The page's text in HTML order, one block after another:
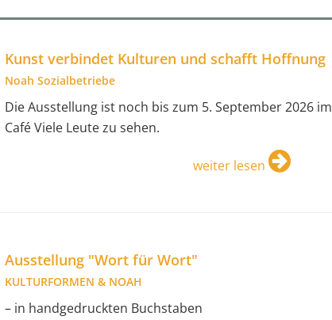
Kunst verbindet Kulturen und schafft Hoffnung
Noah Sozialbetriebe
Die Ausstellung ist noch bis zum 5. September 2026 im
Café Viele Leute zu sehen.
weiter lesen
Ausstellung "Wort für Wort"
KULTURFORMEN & NOAH
– in handgedruckten Buchstaben